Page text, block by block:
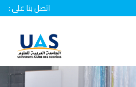
اتصل بنا على :